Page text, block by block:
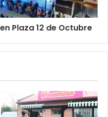
Plaza 12 de Octubre